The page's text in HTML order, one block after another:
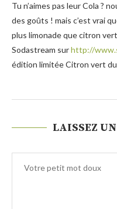
Tu n’aimes pas leur Cola ?
des goûts ! mais c’est vrai
plus limonade que citron
Sodastream surhttp://
édition limitée Citron vert
LAISSEZ